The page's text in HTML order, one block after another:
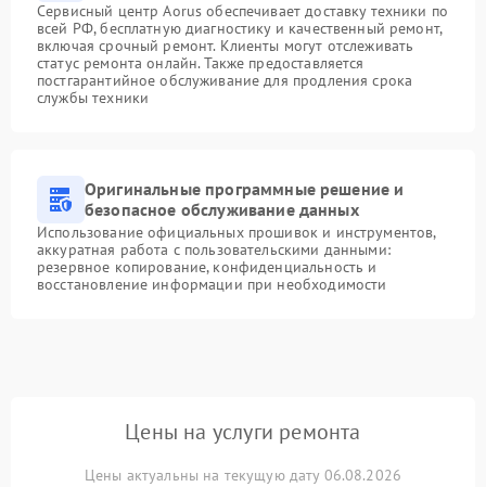
Сервисный центр Aorus обеспечивает доставку техники по
всей РФ, бесплатную диагностику и качественный ремонт,
включая срочный ремонт. Клиенты могут отслеживать
статус ремонта онлайн. Также предоставляется
постгарантийное обслуживание для продления срока
службы техники
Оригинальные программные решение и
безопасное обслуживание данных
Использование официальных прошивок и инструментов,
аккуратная работа с пользовательскими данными:
резервное копирование, конфиденциальность и
восстановление информации при необходимости
Цены на услуги ремонта
Цены актуальны на текущую дату 06.08.2026